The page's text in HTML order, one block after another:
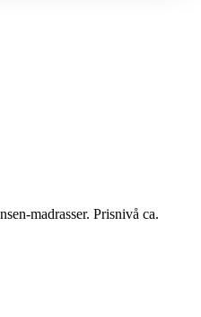
madrasser. Prisnivå ca.